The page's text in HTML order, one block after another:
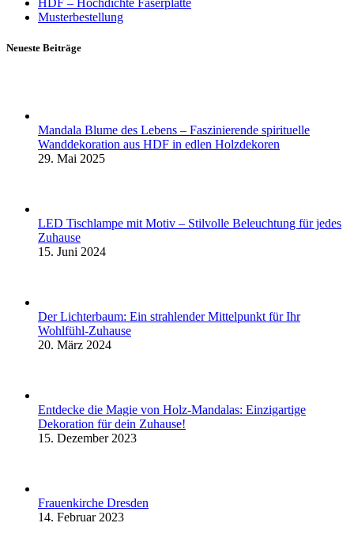
HDF – Hochdichte Faserplatte
Musterbestellung
Neueste Beiträge
Mandala Blume des Lebens – Faszinierende spirituelle
Wanddekoration aus HDF in edlen Holzdekoren
29. Mai 2025
LED Tischlampe mit Motiv – Stilvolle Beleuchtung für jedes
Zuhause
15. Juni 2024
Der Lichterbaum: Ein strahlender Mittelpunkt für Ihr
Wohlfühl-Zuhause
20. März 2024
Entdecke die Magie von Holz-Mandalas: Einzigartige
Dekoration für dein Zuhause!
15. Dezember 2023
Frauenkirche Dresden
14. Februar 2023